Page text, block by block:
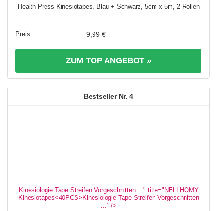
Health Press Kinesiotapes, Blau + Schwarz, 5cm x 5m, 2 Rollen
...
9,99 €
ZUM TOP ANGEBOT »
4
Kinesiologie Tape Streifen Vorgeschnitten ..." title="NELLHOMY
Kinesiotapes<40PCS>Kinesiologie Tape Streifen Vorgeschnitten
..." />